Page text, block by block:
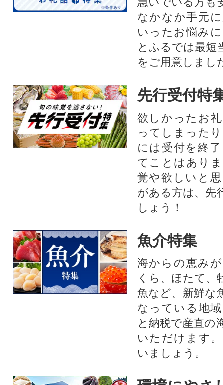
なかなか手元
いったお悩み
とふるでは最短
をご用意しまし
先行受付特
欲しかったお
ってしまった
には受付を終
てことはあり
覚や欲しいと
がある方は、先
しょう！
魚介特集
海からの恵み
くら、ほたて、
魚など、新鮮な
なっている地
と納税で産直の
いただけます
いましょう。